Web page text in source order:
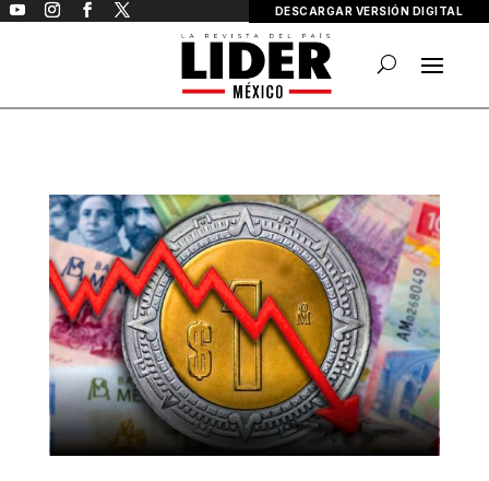
DESCARGAR VERSIÓN DIGITAL